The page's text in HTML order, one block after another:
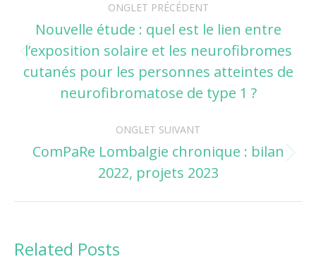
de
commentaire
ONGLET PRÉCÉDENT
Onglet
précédent
Nouvelle étude : quel est le lien entre
l’exposition solaire et les neurofibromes
cutanés pour les personnes atteintes de
neurofibromatose de type 1 ?
ONGLET SUIVANT
Onglet
suivant
ComPaRe Lombalgie chronique : bilan
2022, projets 2023
Related Posts